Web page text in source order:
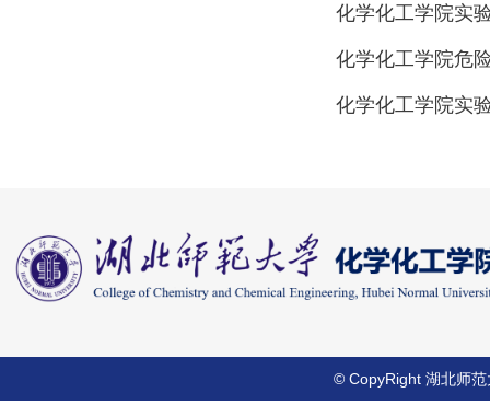
化学化工学院实
化学化工学院危
化学化工学院实
© CopyRight 湖北师